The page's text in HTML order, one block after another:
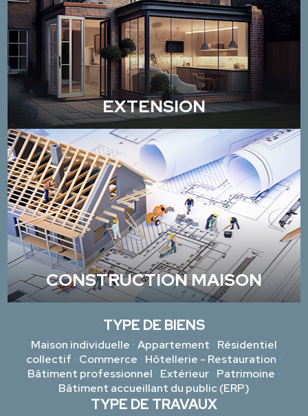
EXTENSION
CONSTRUCTION MAISON
TYPE DE BIENS
Maison individuelle •Appartement • Résidentiel
collectif • Commerce • Hôtellerie - Restauration •
Bâtiment professionnel • Extérieur• Patrimoine •
Bâtiment accueillant du public (ERP)
TYPE DE TRAVAUX